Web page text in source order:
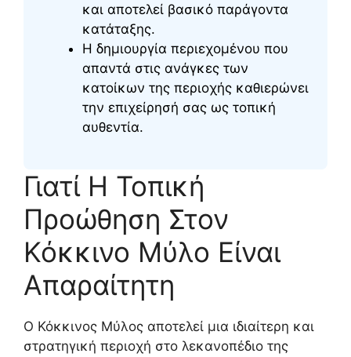
και αποτελεί βασικό παράγοντα
κατάταξης.
Η δημιουργία περιεχομένου που
απαντά στις ανάγκες των
κατοίκων της περιοχής καθιερώνει
την επιχείρησή σας ως τοπική
αυθεντία.
Γιατί Η Τοπική
Προώθηση Στον
Κόκκινο Μύλο Είναι
Απαραίτητη
Ο Κόκκινος Μύλος αποτελεί μια ιδιαίτερη και
στρατηγική περιοχή στο λεκανοπέδιο της